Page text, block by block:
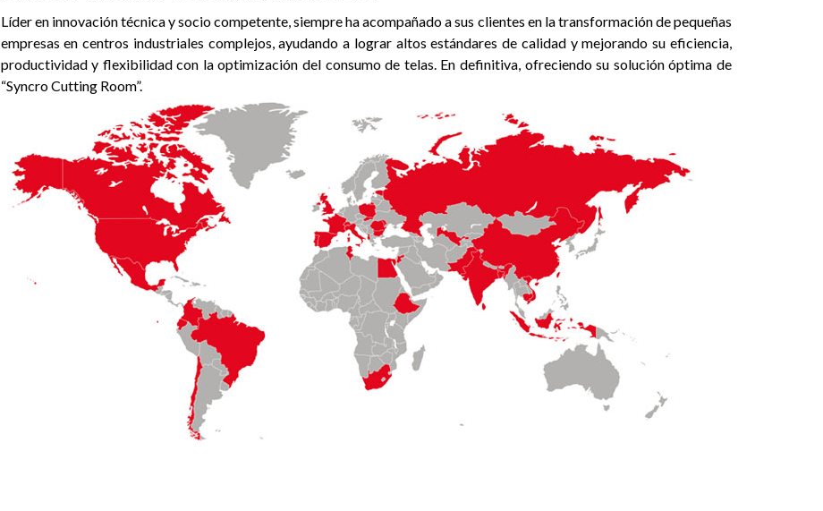
Líder en innovación técnica y socio competente, siempre ha acompañado a sus clientes en la transformación de pequeñas
empresas en centros industriales complejos, ayudando a lograr altos estándares de calidad y mejorando su eficiencia,
productividad y flexibilidad con la optimización del consumo de telas. En definitiva, ofreciendo su solución óptima de
“Syncro Cutting Room”.